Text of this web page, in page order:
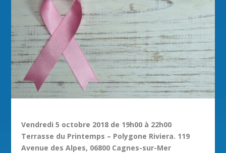
Vendredi 5 octobre 2018 de 19h00 à 22h00
Terrasse du Printemps – Polygone Riviera. 119
Avenue des Alpes, 06800 Cagnes-sur-Mer